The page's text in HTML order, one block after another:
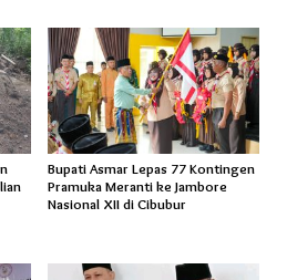
Bupati Asmar Lepas 77 Kontingen
Pramuka Meranti ke Jambore
Nasional XII di Cibubur